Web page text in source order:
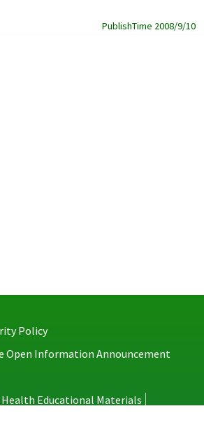
PublishTime 2008/9/10
Policy
Open Information Announcement
Educational Materials